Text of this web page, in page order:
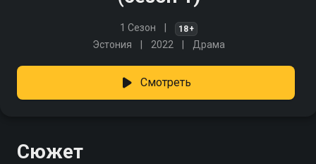
1 Сезон 18+
Эстония 2022 Драма
Смотреть
Сюжет